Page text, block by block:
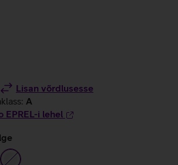
Lisan võrdlusesse
A
EPREL-i lehel
valge